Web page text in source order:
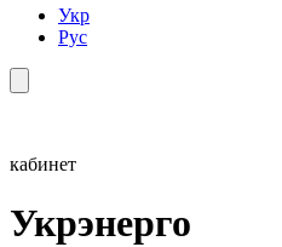
Укр
Рус
кабинет
Укрэнерго